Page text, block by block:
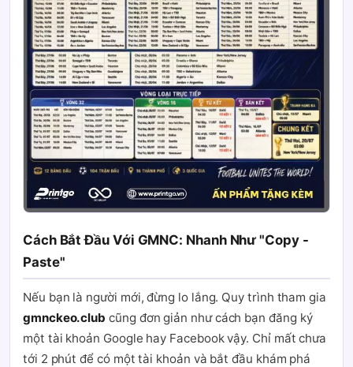
Cách Bắt Đầu Với GMNC: Nhanh Như "Copy -
Paste"
Nếu bạn là người mới, đừng lo lắng. Quy trình tham gia
gmnckeo.club cũng đơn giản như cách bạn đăng ký
một tài khoản Google hay Facebook vậy. Chỉ mất chưa
tới 2 phút để có một tài khoản và bắt đầu khám phá